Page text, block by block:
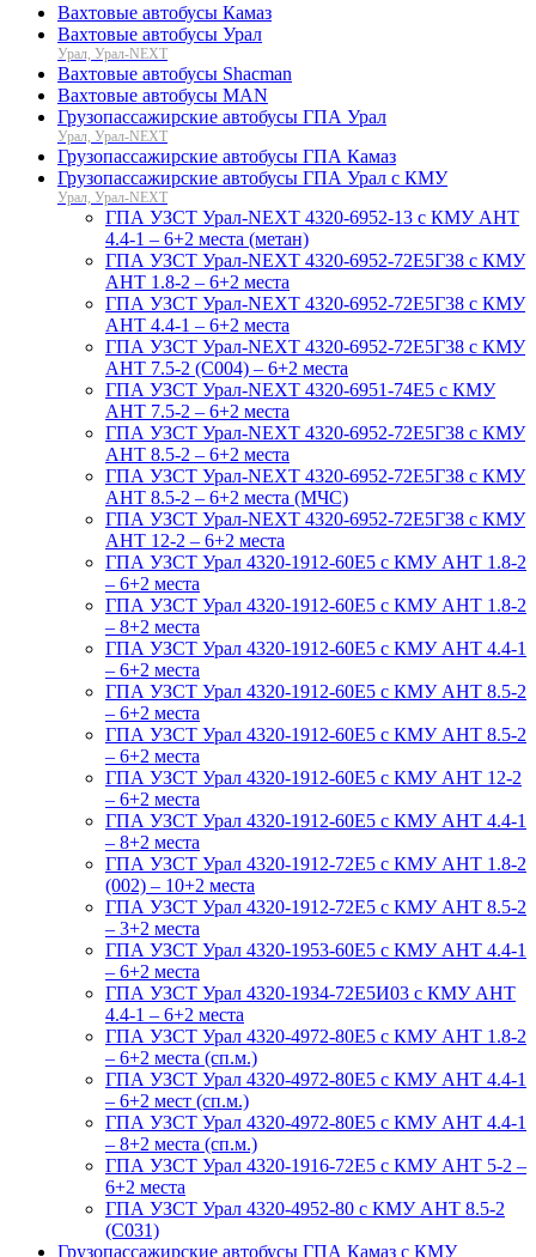
Вахтовые автобусы Камаз
Вахтовые автобусы Урал
Урал, Урал-NEXT
Вахтовые автобусы Shacman
Вахтовые автобусы MAN
Грузопассажирские автобусы ГПА Урал
Урал, Урал-NEXT
Грузопассажирские автобусы ГПА Камаз
Грузопассажирские автобусы ГПА Урал с КМУ
Урал, Урал-NEXT
ГПА УЗСТ Урал-NEXT 4320-6952-13 с КМУ АНТ
4.4-1 – 6+2 места (метан)
ГПА УЗСТ Урал-NEXT 4320-6952-72Е5Г38 с КМУ
АНТ 1.8-2 – 6+2 места
ГПА УЗСТ Урал-NEXT 4320-6952-72Е5Г38 с КМУ
АНТ 4.4-1 – 6+2 места
ГПА УЗСТ Урал-NEXT 4320-6952-72Е5Г38 с КМУ
АНТ 7.5-2 (С004) – 6+2 места
ГПА УЗСТ Урал-NEXT 4320-6951-74Е5 с КМУ
АНТ 7.5-2 – 6+2 места
ГПА УЗСТ Урал-NEXT 4320-6952-72Е5Г38 с КМУ
АНТ 8.5-2 – 6+2 места
ГПА УЗСТ Урал-NEXT 4320-6952-72Е5Г38 с КМУ
АНТ 8.5-2 – 6+2 места (МЧС)
ГПА УЗСТ Урал-NEXT 4320-6952-72Е5Г38 с КМУ
АНТ 12-2 – 6+2 места
ГПА УЗСТ Урал 4320-1912-60Е5 с КМУ АНТ 1.8-2
– 6+2 места
ГПА УЗСТ Урал 4320-1912-60Е5 с КМУ АНТ 1.8-2
– 8+2 места
ГПА УЗСТ Урал 4320-1912-60Е5 с КМУ АНТ 4.4-1
– 6+2 места
ГПА УЗСТ Урал 4320-1912-60Е5 с КМУ АНТ 8.5-2
– 6+2 места
ГПА УЗСТ Урал 4320-1912-60Е5 с КМУ АНТ 8.5-2
– 6+2 места
ГПА УЗСТ Урал 4320-1912-60Е5 с КМУ АНТ 12-2
– 6+2 места
ГПА УЗСТ Урал 4320-1912-60Е5 с КМУ АНТ 4.4-1
– 8+2 места
ГПА УЗСТ Урал 4320-1912-72Е5 с КМУ АНТ 1.8-2
(002) – 10+2 места
ГПА УЗСТ Урал 4320-1912-72Е5 с КМУ АНТ 8.5-2
– 3+2 места
ГПА УЗСТ Урал 4320-1953-60Е5 с КМУ АНТ 4.4-1
– 6+2 места
ГПА УЗСТ Урал 4320-1934-72Е5И03 с КМУ АНТ
4.4-1 – 6+2 места
ГПА УЗСТ Урал 4320-4972-80Е5 с КМУ АНТ 1.8-2
– 6+2 места (сп.м.)
ГПА УЗСТ Урал 4320-4972-80Е5 с КМУ АНТ 4.4-1
– 6+2 мест (сп.м.)
ГПА УЗСТ Урал 4320-4972-80Е5 с КМУ АНТ 4.4-1
– 8+2 места (сп.м.)
ГПА УЗСТ Урал 4320-1916-72Е5 с КМУ АНТ 5-2 –
6+2 места
ГПА УЗСТ Урал 4320-4952-80 с КМУ АНТ 8.5-2
(C031)
Грузопассажирские автобусы ГПА Камаз с КМУ